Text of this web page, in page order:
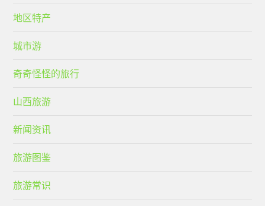
地区特产
城市游
奇奇怪怪的旅行
山西旅游
新闻资讯
旅游图鉴
旅游常识